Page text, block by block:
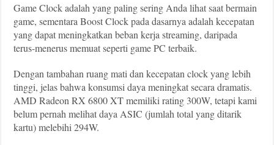
Game Clock adalah yang paling sering Anda lihat saat bermain
game, sementara Boost Clock pada dasarnya adalah kecepatan
yang dapat meningkatkan beban kerja streaming, daripada
terus-menerus memuat seperti game PC terbaik.
Dengan tambahan ruang mati dan kecepatan clock yang lebih
tinggi, jelas bahwa konsumsi daya meningkat secara dramatis.
AMD Radeon RX 6800 XT memiliki rating 300W, tetapi kami
belum pernah melihat daya ASIC (jumlah total yang ditarik
kartu) melebihi 294W.